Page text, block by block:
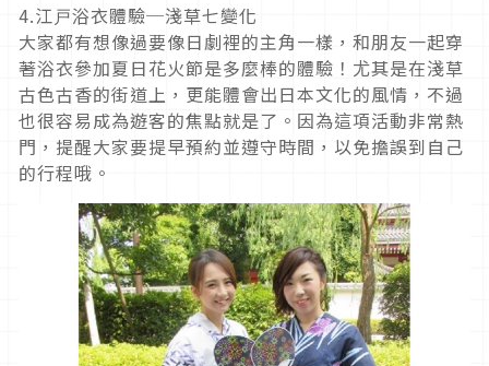
4.江戸浴衣體驗─淺草七變化
大家都有想像過要像日劇裡的主角一樣，和朋友一起穿
著浴衣參加夏日花火節是多麼棒的體驗！尤其是在淺草
古色古香的街道上，更能體會出日本文化的風情，不過
也很容易成為遊客的焦點就是了。因為這項活動非常熱
門，提醒大家要提早預約並遵守時間，以免擔誤到自己
的行程哦。